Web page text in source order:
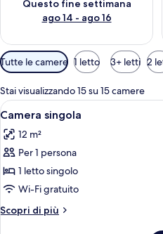
Questo fine settimana
ago 14 - ago 16
Filtri
disponibili
per
le
camere
Tutte le camere 1 letto 3+ letti 2
Stai visualizzando 15 su 15 camere
Apri
tutte
le
foto
per
Camera
singola
5
Camera singola
12 m²
Per 1 persona
1 letto singolo
Wi-Fi gratuito
Scopri di più
Altri